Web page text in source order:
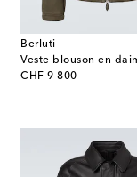
Berluti
CHF 9 800
original price